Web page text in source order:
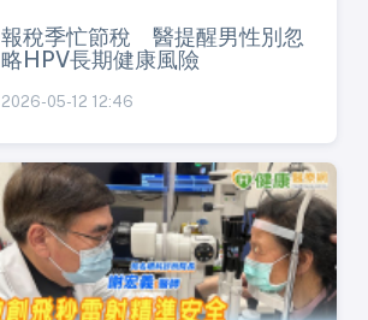
報稅季忙節稅 醫提醒男性別忽
略HPV長期健康風險
2026-05-12 12:46